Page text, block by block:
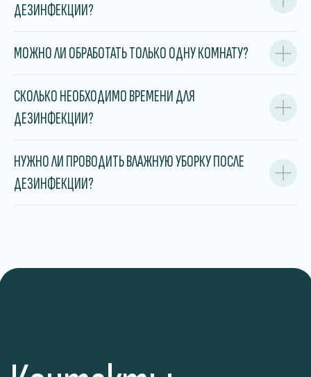
ДЕЗИНФЕКЦИИ?
МОЖНО ЛИ ОБРАБОТАТЬ ТОЛЬКО ОДНУ КОМНАТУ?
СКОЛЬКО НЕОБХОДИМО ВРЕМЕНИ ДЛЯ
ДЕЗИНФЕКЦИИ?
НУЖНО ЛИ ПРОВОДИТЬ ВЛАЖНУЮ УБОРКУ ПОСЛЕ
ДЕЗИНФЕКЦИИ?